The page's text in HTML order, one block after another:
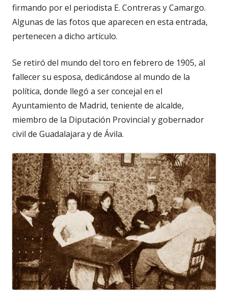
firmando por el periodista E. Contreras y Camargo.
Algunas de las fotos que aparecen en esta entrada,
pertenecen a dicho artículo.
Se retiró del mundo del toro en febrero de 1905, al
fallecer su esposa, dedicándose al mundo de la
política, donde llegó a ser concejal en el
Ayuntamiento de Madrid, teniente de alcalde,
miembro de la Diputación Provincial y gobernador
civil de Guadalajara y de Ávila.